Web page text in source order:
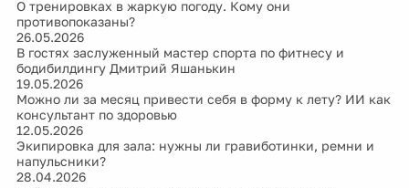
О тренировках в жаркую погоду. Кому они
противопоказаны?
26.05.2026
В гостях заслуженный мастер спорта по фитнесу и
бодибилдингу Дмитрий Яшанькин
19.05.2026
Можно ли за месяц привести себя в форму к лету? ИИ как
консультант по здоровью
12.05.2026
Экипировка для зала: нужны ли гравиботинки, ремни и
напульсники?
28.04.2026